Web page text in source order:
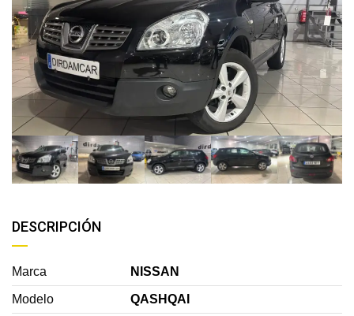
DESCRIPCIÓN
Marca NISSAN
Modelo QASHQAI